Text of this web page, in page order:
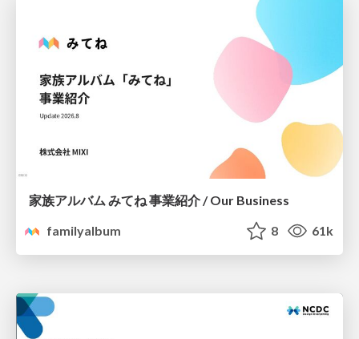
家族アルバム みてね 事業紹介 / Our Business
familyalbum
8 61k